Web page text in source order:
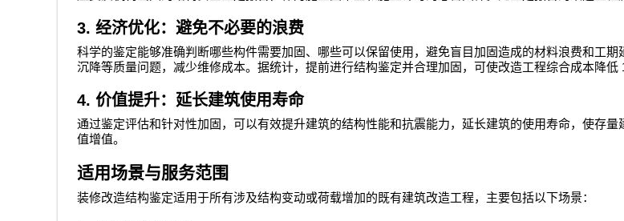
3. 经济优化：避免不必要的浪费
科学的鉴定能够准确判断哪些构件需要加固、哪些可以保留使用，避免盲目加固造成的材料浪费和工
沉降等质量问题，减少维修成本。据统计，提前进行结构鉴定并合理加固，可使改造工程综合成本降低
4. 价值提升：延长建筑使用寿命
通过鉴定评估和针对性加固，可以有效提升建筑的结构性能和抗震能力，延长建筑的使用寿命，使存
值增值。
适用场景与服务范围
装修改造结构鉴定适用于所有涉及结构变动或荷载增加的既有建筑改造工程，主要包括以下场景：